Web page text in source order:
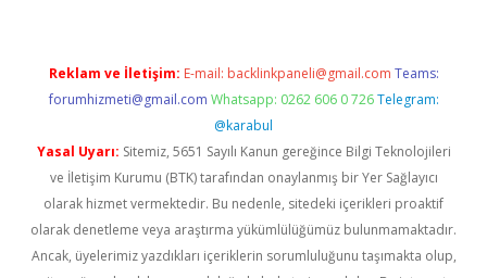
Reklam ve İletişim: E-mail: backlinkpaneli@gmail.com Teams:
forumhizmeti@gmail.com Whatsapp: 0262 606 0 726 Telegram:
@karabul
Yasal Uyarı: Sitemiz, 5651 Sayılı Kanun gereğince Bilgi Teknolojileri
ve İletişim Kurumu (BTK) tarafından onaylanmış bir Yer Sağlayıcı
olarak hizmet vermektedir. Bu nedenle, sitedeki içerikleri proaktif
olarak denetleme veya araştırma yükümlülüğümüz bulunmamaktadır.
Ancak, üyelerimiz yazdıkları içeriklerin sorumluluğunu taşımakta olup,